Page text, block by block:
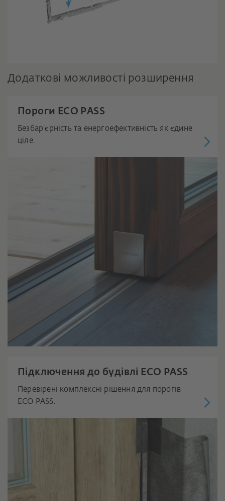
Додаткові можливості розширення
Пороги ECO PASS
Безбар’єрність та енергоефективність як єдине
ціле.
Підключення до будівлі ECO PASS
Перевірені комплексні рішення для порогів
ECO PASS.